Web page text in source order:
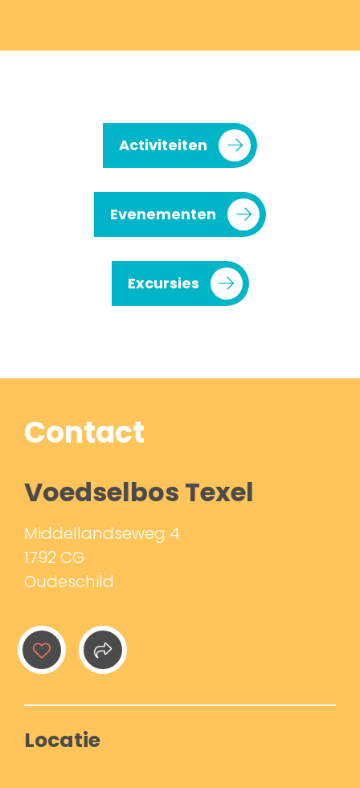
Activiteiten
Evenementen
Excursies
Contact
Voedselbos Texel
Middellandseweg 4
1792 CG
Oudeschild
Locatie